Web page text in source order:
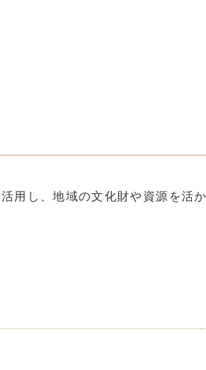
用し、地域の文化財や資源を活